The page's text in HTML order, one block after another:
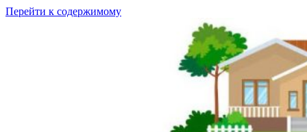
Перейти к содержимому